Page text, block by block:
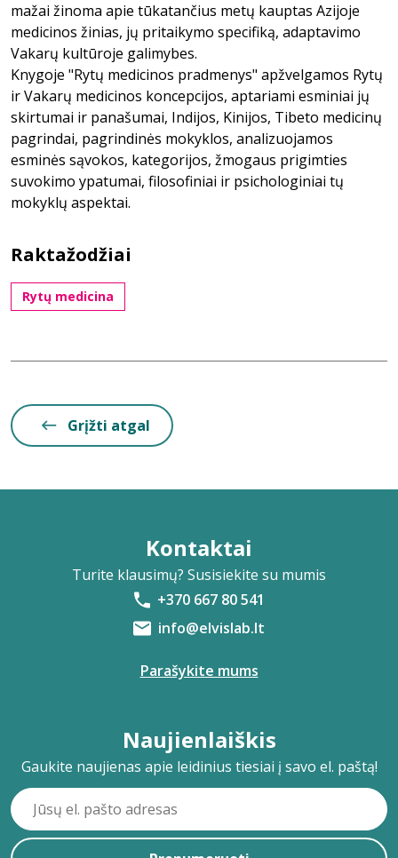
mažai žinoma apie tūkatančius metų kauptas Azijoje
medicinos žinias, jų pritaikymo specifiką, adaptavimo
Vakarų kultūroje galimybes.
Knygoje "Rytų medicinos pradmenys" apžvelgamos Rytų
ir Vakarų medicinos koncepcijos, aptariami esminiai jų
skirtumai ir panašumai, Indijos, Kinijos, Tibeto medicinų
pagrindai, pagrindinės mokyklos, analizuojamos
esminės sąvokos, kategorijos, žmogaus prigimties
suvokimo ypatumai, filosofiniai ir psichologiniai tų
mokyklų aspektai.
Raktažodžiai
Rytų medicina
Grįžti atgal
Kontaktai
Turite klausimų? Susisiekite su mumis
+370 667 80 541
info@elvislab.lt
Parašykite mums
Naujienlaiškis
Gaukite naujienas apie leidinius tiesiai į savo el. paštą!